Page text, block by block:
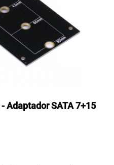
Adaptador SATA 7+15